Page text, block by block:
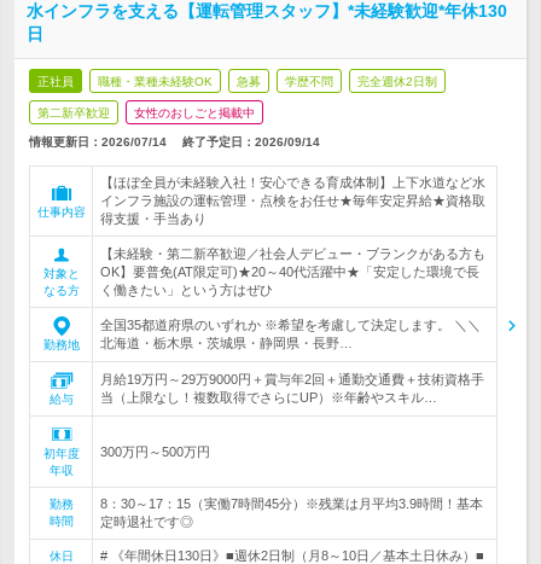
水インフラを支える【運転管理スタッフ】*未経験歓迎*年休130
日
正社員 職種・業種未経験OK 急募 学歴不問 完全週休2日制
第二新卒歓迎 女性のおしごと掲載中
情報更新日：2026/07/14 終了予定日： 2026/09/14
仕事内容
【ほぼ全員が未経験入社！安心できる育成体制】上下水道など水
インフラ施設の運転管理・点検をお任せ★毎年安定昇給★資格取
得支援・手当あり
対象と
なる方
【未経験・第二新卒歓迎／社会人デビュー・ブランクがある方も
OK】要普免(AT限定可)★20～40代活躍中★「安定した環境で長
く働きたい」という方はぜひ
勤務地
全国35都道府県のいずれか ※希望を考慮して決定します。 ＼＼
北海道・栃木県・茨城県・静岡県・長野…
給与
月給19万円～29万9000円＋賞与年2回＋通勤交通費＋技術資格手
当（上限なし！複数取得でさらにUP）※年齢やスキル…
初年度
年収
300万円～500万円
勤務
時間
8：30～17：15（実働7時間45分）※残業は月平均3.9時間！基本
定時退社です◎
休日
# 《年間休日130日》■週休2日制（月8～10日／基本土日休み）■